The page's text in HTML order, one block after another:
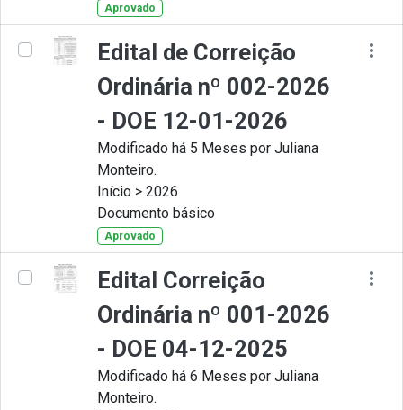
Aprovado
Edital de Correição
Ordinária nº 002-2026
- DOE 12-01-2026
Modificado há 5 Meses por Juliana
Monteiro.
Início > 2026
Documento básico
Aprovado
Edital Correição
Ordinária nº 001-2026
- DOE 04-12-2025
Modificado há 6 Meses por Juliana
Monteiro.